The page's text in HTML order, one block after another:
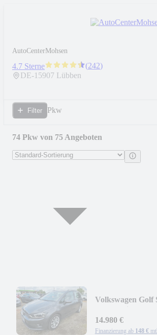
AutoCenterMohsen
4.7 Sterne (242)
DE-15907 Lübben
Filter Pkw
74 Pkw von 75 Angeboten
Volkswagen
14.980 €
Finanzierung ab 148 € mtl.